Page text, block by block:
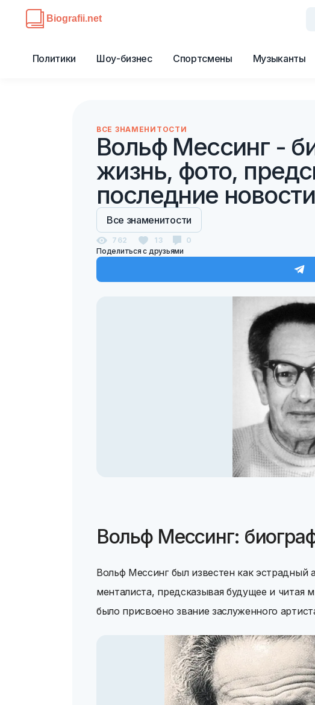
Политики Шоу-бизнес Спортсмены Музыканты
ВСЕ ЗНАМЕНИТОСТИ
Вольф Мессинг -
жизнь, фото,
последние новости
Все знаменитости
762 13 0
Поделиться с друзьями
Вольф Мессинг:
Вольф Мессинг был известен как эстрадный
менталиста, предсказывая будущее и читая
было присвоено звание заслуженного